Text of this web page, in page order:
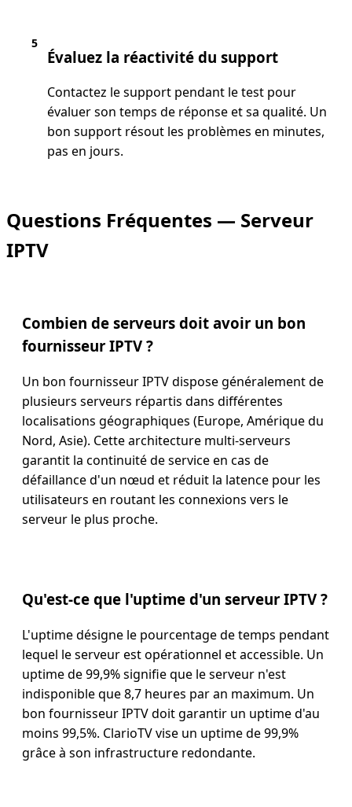
5
Évaluez la réactivité du support
Contactez le support pendant le test pour
évaluer son temps de réponse et sa qualité. Un
bon support résout les problèmes en minutes,
pas en jours.
Questions Fréquentes — Serveur
IPTV
Combien de serveurs doit avoir un bon
fournisseur IPTV ?
Un bon fournisseur IPTV dispose généralement de
plusieurs serveurs répartis dans différentes
localisations géographiques (Europe, Amérique du
Nord, Asie). Cette architecture multi-serveurs
garantit la continuité de service en cas de
défaillance d'un nœud et réduit la latence pour les
utilisateurs en routant les connexions vers le
serveur le plus proche.
Qu'est-ce que l'uptime d'un serveur IPTV ?
L'uptime désigne le pourcentage de temps pendant
lequel le serveur est opérationnel et accessible. Un
uptime de 99,9% signifie que le serveur n'est
indisponible que 8,7 heures par an maximum. Un
bon fournisseur IPTV doit garantir un uptime d'au
moins 99,5%. ClarioTV vise un uptime de 99,9%
grâce à son infrastructure redondante.